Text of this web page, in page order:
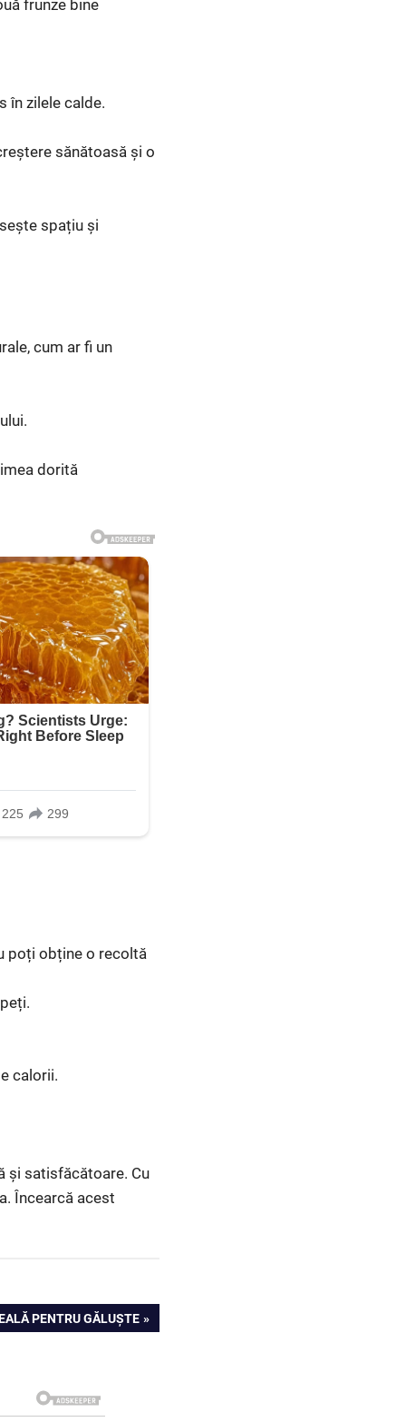
frunze bine
în zilele calde.
sănătoasă și o
spațiu și
cum ar fi un
dorită
poți obține o recoltă
calorii.
și satisfăcătoare. Cu
Încearcă acest
PENTRU GĂLUȘTE